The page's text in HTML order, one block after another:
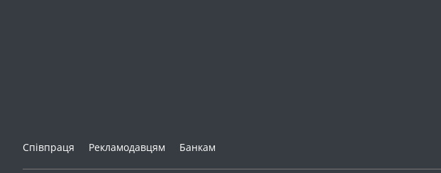
Співпраця Рекламодавцям Банкам